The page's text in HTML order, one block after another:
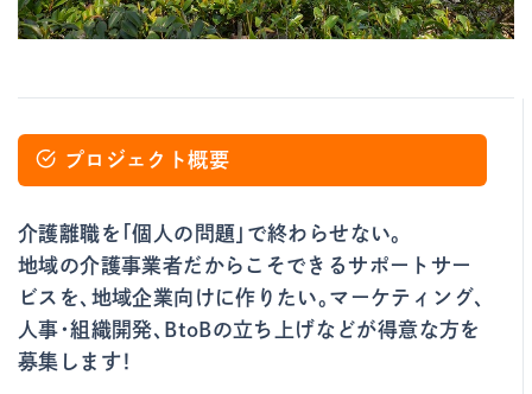
プロジェクト概要
介護離職を「個人の問題」で終わらせない。
地域の介護事業者だからこそできるサポートサー
ビスを、地域企業向けに作りたい。マーケティング、
人事・組織開発、BtoBの立ち上げなどが得意な方を
募集します！